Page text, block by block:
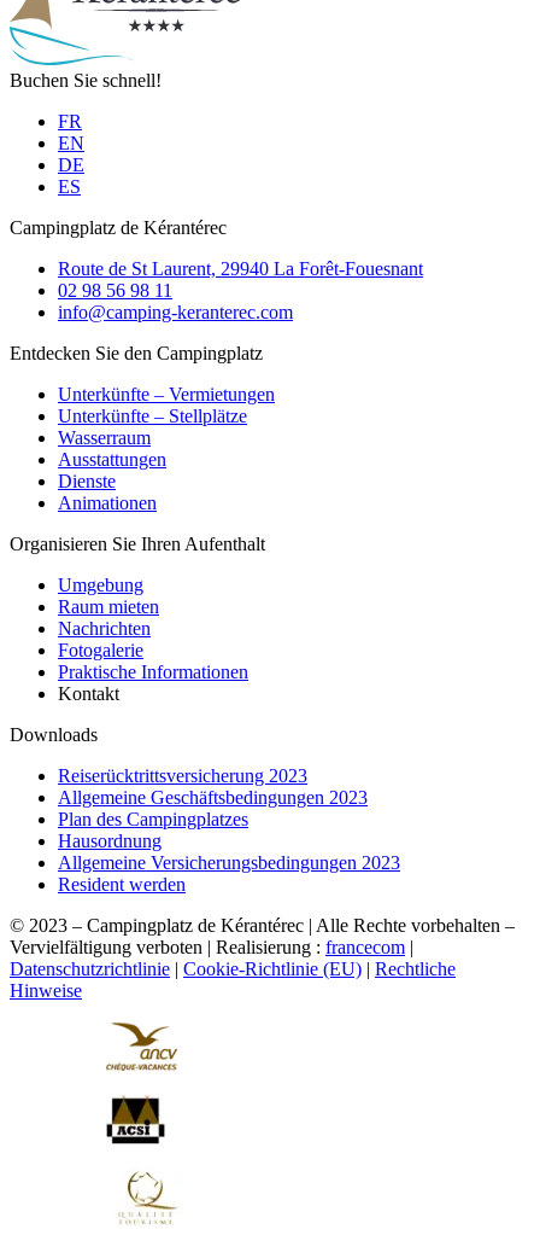
Buchen Sie schnell!
FR
EN
DE
ES
Campingplatz de Kérantérec
Route de St Laurent, 29940 La Forêt-Fouesnant
02 98 56 98 11
info@camping-keranterec.com
Entdecken Sie den Campingplatz
Unterkünfte – Vermietungen
Unterkünfte – Stellplätze
Wasserraum
Ausstattungen
Dienste
Animationen
Organisieren Sie Ihren Aufenthalt
Umgebung
Raum mieten
Nachrichten
Fotogalerie
Praktische Informationen
Kontakt
Downloads
Reiserücktrittsversicherung 2023
Allgemeine Geschäftsbedingungen 2023
Plan des Campingplatzes
Hausordnung
Allgemeine Versicherungsbedingungen 2023
Resident werden
© 2023 – Campingplatz de Kérantérec | Alle Rechte vorbehalten –
Vervielfältigung verboten | Realisierung : francecom |
Datenschutzrichtlinie | Cookie-Richtlinie (EU) | Rechtliche
Hinweise